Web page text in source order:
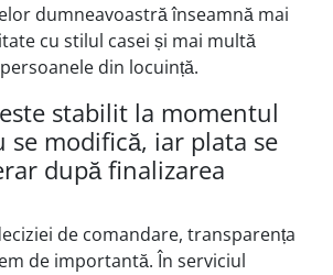
dumneavoastră înseamnă mai
cu stilul casei și mai multă
din locuință.
stabilit la momentul
se modifică, iar plata se
după finalizarea
de comandare, transparența
de importantă. În serviciul